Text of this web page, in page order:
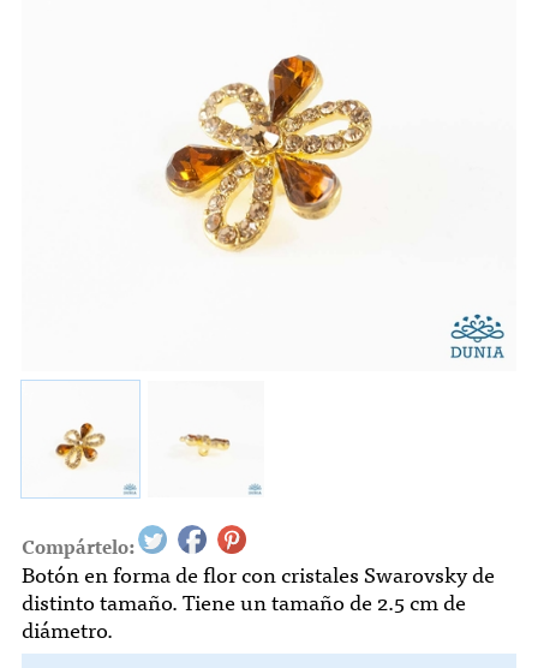
Compártelo:
Botón en forma de flor con cristales Swarovsky de
distinto tamaño. Tiene un tamaño de 2.5 cm de
diámetro.